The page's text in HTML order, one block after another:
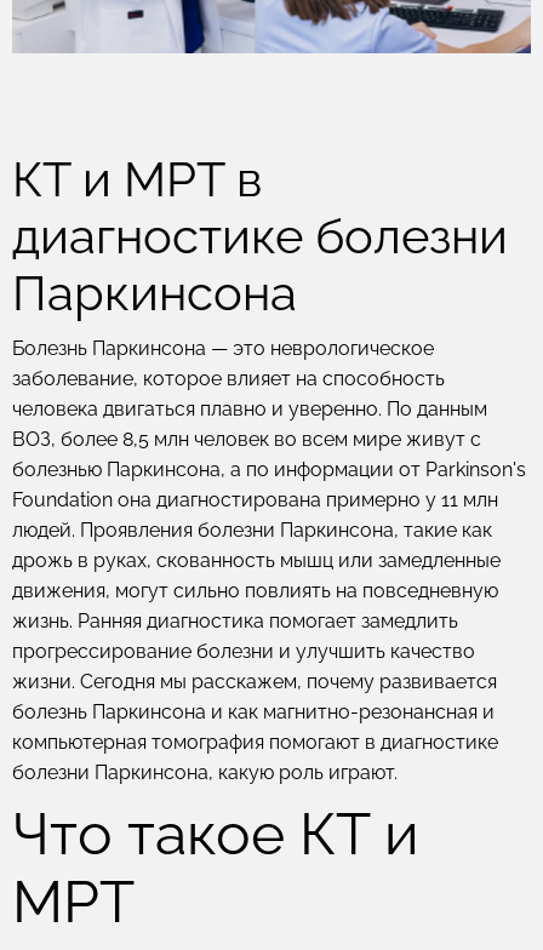
КТ и МРТ в
диагностике болезни
Паркинсона
Болезнь Паркинсона — это неврологическое
заболевание, которое влияет на способность
человека двигаться плавно и уверенно. По данным
ВОЗ, более 8,5 млн человек во всем мире живут с
болезнью Паркинсона, а по информации от Parkinson's
Foundation она диагностирована примерно у 11 млн
людей. Проявления болезни Паркинсона, такие как
дрожь в руках, скованность мышц или замедленные
движения, могут сильно повлиять на повседневную
жизнь. Ранняя диагностика помогает замедлить
прогрессирование болезни и улучшить качество
жизни. Сегодня мы расскажем, почему развивается
болезнь Паркинсона и как магнитно-резонансная и
компьютерная томография помогают в диагностике
болезни Паркинсона, какую роль играют.
Что такое КТ и
МРТ